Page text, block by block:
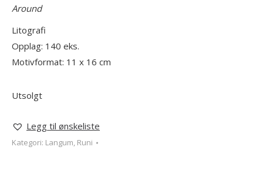
Around
Litografi
Opplag: 140 eks.
Motivformat: 11 x 16 cm
Utsolgt
Legg til ønskeliste
Kategori: Langum, Runi